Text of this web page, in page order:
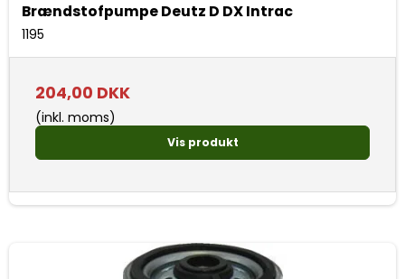
Brændstofpumpe Deutz D DX Intrac
1195
204,00 DKK
(inkl. moms)
Vis produkt